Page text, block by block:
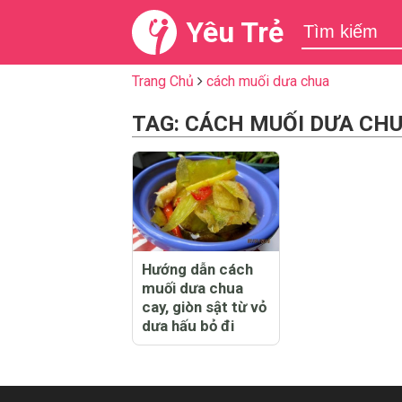
Yêu Trẻ
Trang Chủ cách muối dưa chua
TAG: CÁCH MUỐI DƯA
Hướng dẫn cách
muối dưa chua
cay, giòn sật từ vỏ
dưa hấu bỏ đi